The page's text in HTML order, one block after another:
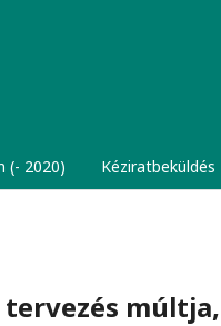
(- 2020) Kéziratbeküldés